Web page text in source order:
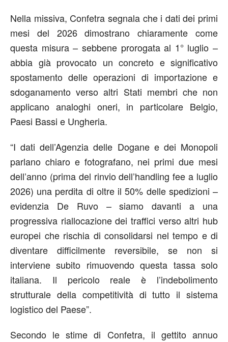
Nella missiva, Confetra segnala che i dati dei primi
mesi del 2026 dimostrano chiaramente come
questa misura – sebbene prorogata al 1° luglio –
abbia già provocato un concreto e significativo
spostamento delle operazioni di importazione e
sdoganamento verso altri Stati membri che non
applicano analoghi oneri, in particolare Belgio,
Paesi Bassi e Ungheria.
“I dati dell’Agenzia delle Dogane e dei Monopoli
parlano chiaro e fotografano, nei primi due mesi
dell’anno (prima del rinvio dell’handling fee a luglio
2026) una perdita di oltre il 50% delle spedizioni –
evidenzia De Ruvo – siamo davanti a una
progressiva riallocazione dei traffici verso altri hub
europei che rischia di consolidarsi nel tempo e di
diventare difficilmente reversibile, se non si
interviene subito rimuovendo questa tassa solo
italiana. Il pericolo reale è l’indebolimento
strutturale della competitività di tutto il sistema
logistico del Paese”.
Secondo le stime di Confetra, il gettito annuo